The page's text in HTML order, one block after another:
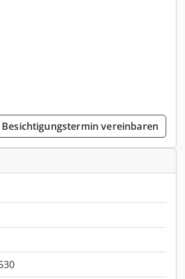
Besichtigungstermin vereinbaren